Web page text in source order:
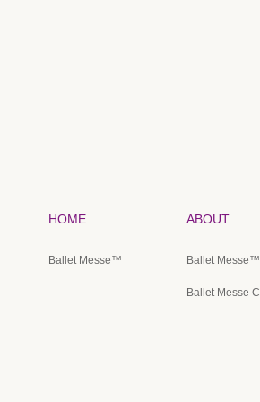
HOME
Ballet Messe™️
ABOUT
Ballet Messe™️
Ballet Messe